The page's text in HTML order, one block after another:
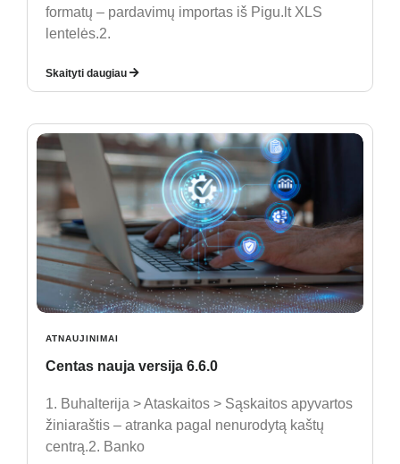
formatų – pardavimų importas iš Pigu.lt XLS
lentelės.2.
Skaityti daugiau
ATNAUJINIMAI
Centas nauja versija 6.6.0
1. Buhalterija > Ataskaitos > Sąskaitos apyvartos
žiniaraštis – atranka pagal nenurodytą kaštų
centrą.2. Banko